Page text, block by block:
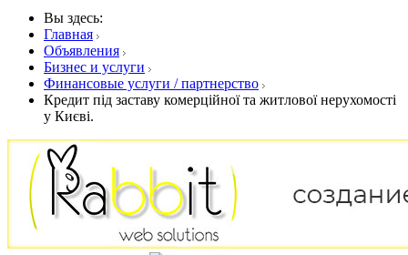
Вы здесь:
Главная
Объявления
Бизнес и услуги
Финансовые услуги / партнерство
Кредит під заставу комерційної та житлової нерухомості
у Києві.